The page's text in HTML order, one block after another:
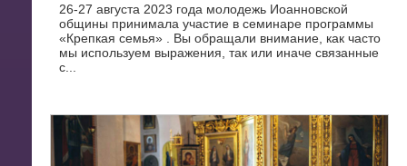
26-27 августа 2023 года молодежь Иоанновской
общины принимала участие в семинаре программы
«Крепкая семья» . Вы обращали внимание, как часто
мы используем выражения, так или иначе связанные
с...